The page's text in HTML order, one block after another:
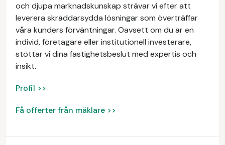
och djupa marknadskunskap strävar vi efter att
leverera skräddarsydda lösningar som överträffar
våra kunders förväntningar. Oavsett om du är en
individ, företagare eller institutionell investerare,
stöttar vi dina fastighetsbeslut med expertis och
insikt.
Profil >>
Få offerter från mäklare >>